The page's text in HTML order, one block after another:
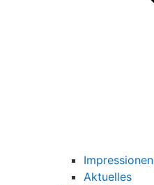
Impressionen
Aktuelles